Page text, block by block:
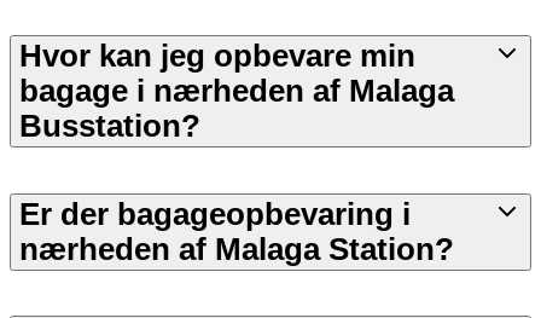
Hvor kan jeg opbevare min
bagage i nærheden af Malaga
Busstation?
Er der bagageopbevaring i
nærheden af Malaga Station?